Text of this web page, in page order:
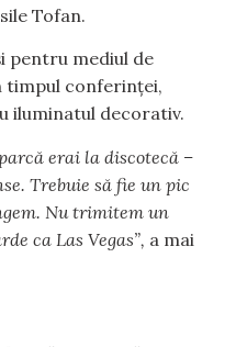
Tofan.
pentru mediul de
timpul conferinței,
iluminatul decorativ.
erai la discotecă –
Trebuie să fie un pic
Nu trimitem un
ca Las Vegas”, a mai